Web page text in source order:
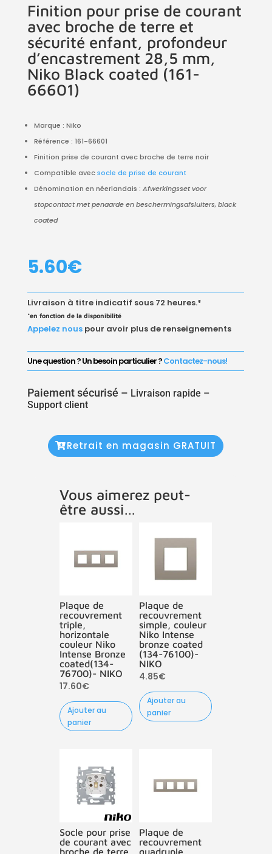
Finition pour prise de courant
avec broche de terre et
sécurité enfant, profondeur
d’encastrement 28,5 mm,
Niko Black coated (161-
66601)
Marque : Niko
Référence : 161-66601
Finition prise de courant avec broche de terre noir
Compatible avecsocle de prise de courant
Dénomination en néerlandais : Afwerkingsset voor
stopcontact met penaarde en beschermingsafsluiters, black
coated
5.60€
Livraison à titre indicatif sous 72 heures.*
*en fonction de la disponibilité
Appelez nouspour avoir plus de renseignements
Une question ? Un besoin particulier ?Contactez-nous!
Paiement sécurisé – Livraison rapide –
Support client
Retrait en magasin GRATUIT
Vous aimerez peut-
être aussi…
Plaque de
recouvrement
triple,
horizontale
couleur Niko
Intense Bronze
coated(134-
76700)- NIKO
17.60€
Ajouter au
panier
Plaque de
recouvrement
simple, couleur
Niko Intense
bronze coated
(134-76100)-
NIKO
4.85€
Ajouter au
panier
Socle pour prise
de courant avec
broche de terre
Plaque de
recouvrement
quadruple,